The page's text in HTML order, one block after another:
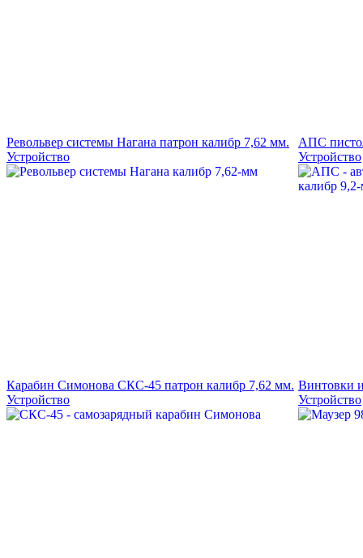
Револьвер системы Нагана патрон калибр 7,62 мм.
Устройство
АПС
Устройство
Карабин Симонова СКС-45 патрон калибр 7,62 мм.
Устройство
Винтовки
Устройство